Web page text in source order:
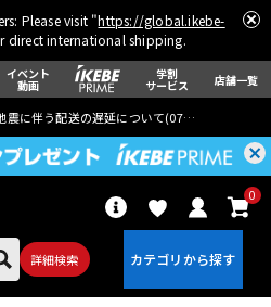
Please visit "https://global.ikebe-
direct international shipping.
イベント
動画
学割
サービス 店舗一覧
震に伴う配送の遅延について(07月29日
詳細検索
0